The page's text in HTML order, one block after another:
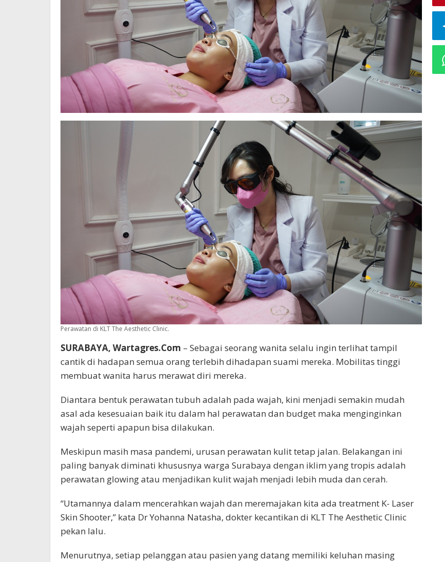
Perawatan di KLT The Aesthetic Clinic.
SURABAYA, Wartagres.Com – Sebagai seorang wanita selalu ingin terlihat tampil
cantik di hadapan semua orang terlebih dihadapan suami mereka. Mobilitas tinggi
membuat wanita harus merawat diri mereka.
Diantara bentuk perawatan tubuh adalah pada wajah, kini menjadi semakin mudah
asal ada kesesuaian baik itu dalam hal perawatan dan budget maka menginginkan
wajah seperti apapun bisa dilakukan.
Meskipun masih masa pandemi, urusan perawatan kulit tetap jalan. Belakangan ini
paling banyak diminati khususnya warga Surabaya dengan iklim yang tropis adalah
perawatan glowing atau menjadikan kulit wajah menjadi lebih muda dan cerah.
“Utamannya dalam mencerahkan wajah dan meremajakan kita ada treatment K- Laser
Skin Shooter,” kata Dr Yohanna Natasha, dokter kecantikan di KLT The Aesthetic Clinic
pekan lalu.
Menurutnya, setiap pelanggan atau pasien yang datang memiliki keluhan masing